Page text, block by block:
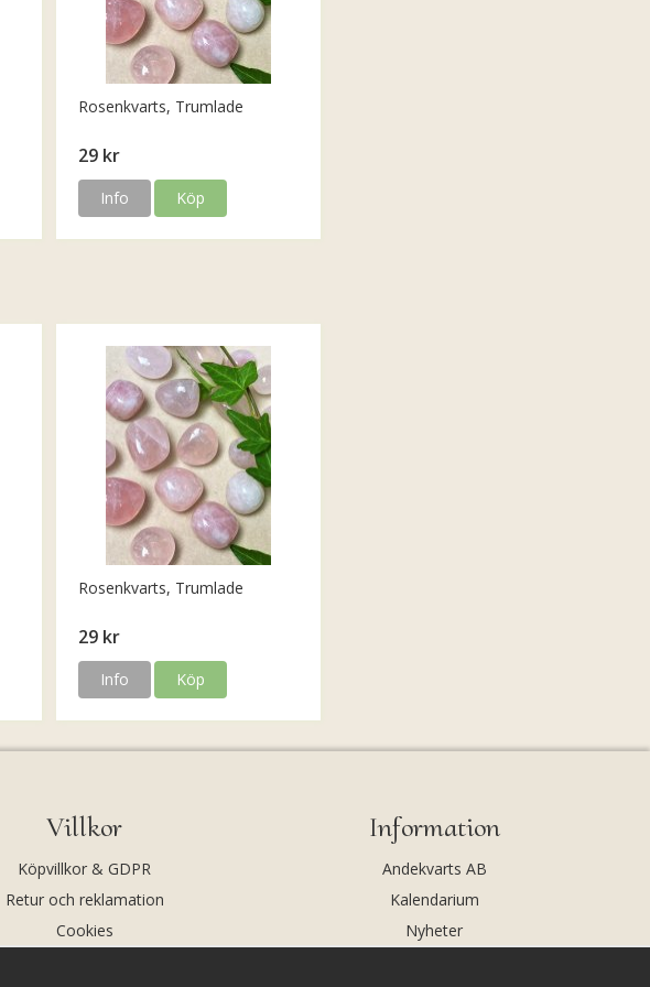
Rosenkvarts, Trumlade
29 kr
Info Köp
Rosenkvarts, Trumlade
29 kr
Info Köp
Villkor
Köpvillkor & GDPR
Retur och reklamation
Cookies
Information
Andekvarts AB
Kalendarium
Nyheter